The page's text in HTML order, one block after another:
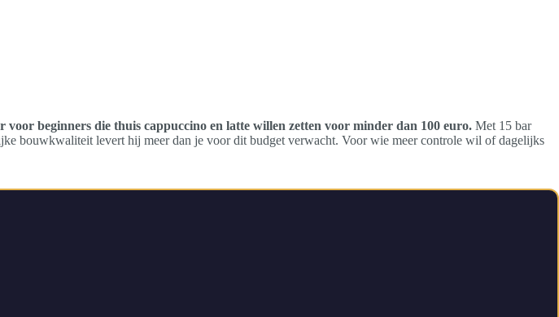
beginners die thuis cappuccino en latte willen zetten voor minder dan 100 euro. Met 15 bar
bouwkwaliteit levert hij meer dan je voor dit budget verwacht. Voor wie meer controle wil of dagelijks